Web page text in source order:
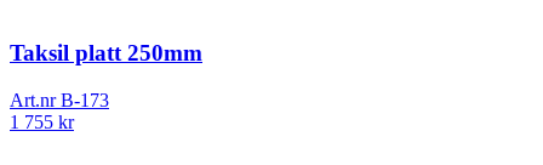
Taksil platt 250mm
Art.nrB-173
1 755 kr